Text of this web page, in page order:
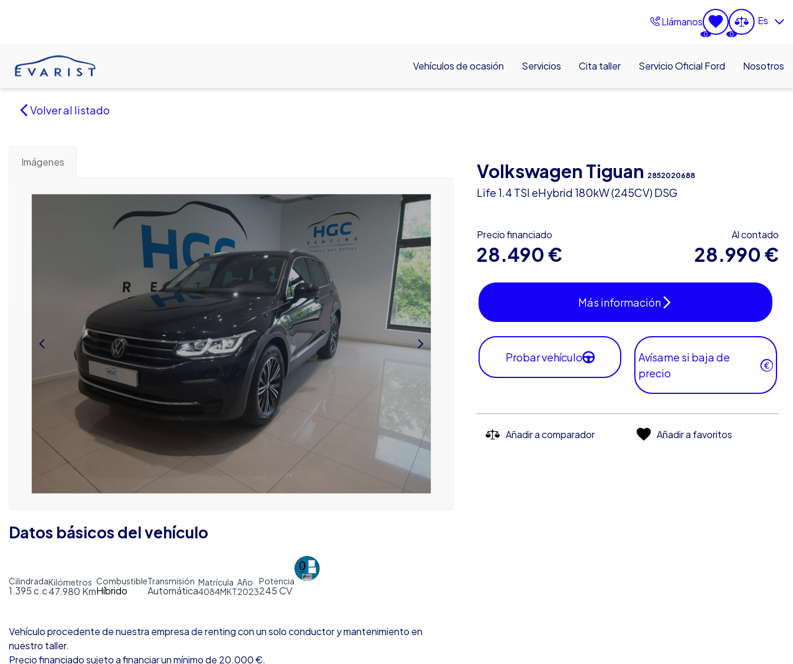
Llámanos
0 0
Es
Vehículos de ocasión Servicios Cita taller Servicio Oficial Ford Nosotros
Volver al listado
Imágenes Volkswagen Tiguan 2852020688
Life 1.4 TSI eHybrid 180kW (245CV) DSG
Precio financiado
28.490 €
Al contado
28.990 €
Más información
Probar vehículo
Avísame si baja de
precio
Añadir a comparador Añadir a favoritos
Datos básicos del vehículo
Cilindrada
1.395 c.c
Kilómetros
47.980 Km
Combustible
Híbrido
Transmisión
Automática
Matrícula
4084MKT
Año
2023
Potencia
245 CV
Vehículo procedente de nuestra empresa de renting con un solo conductor y mantenimiento en
nuestro taller.
Precio financiado sujeto a financiar un mínimo de 20.000 €.